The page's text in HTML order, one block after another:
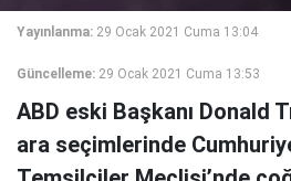
Yayınlanma: 29 Ocak 2021 Cuma 13:04
Güncelleme: 29 Ocak 2021 Cuma 13:53
ABD eski Başkanı Donald
ara seçimlerinde